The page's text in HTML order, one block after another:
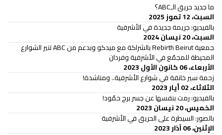
ما جديد حريق الـABC؟
السبت، 12 تموز 2025
بالفيديو: جريمة جديدة في الأشرفية
السبت، 20 نيسان 2024
جمعية Rebirth Beirut بالشراكة مع ميدكو وبدعم من ABC تنير الشوارع
المحيطة للمجمّع في الأشرفية وفردان
الأربعاء، 06 كانون الأول 2023
زحمة سير خانقة في شوارع الأشرفية.. ومناشدة!
الثلاثاء، 02 أيار 2023
بالفيديو: رمت بنفسها عن جسر برج حمّود!
الخميس، 20 نيسان 2023
بالصور: السيطرة على الحريق في الأشرفية
الإثنين، 06 آذار 2023